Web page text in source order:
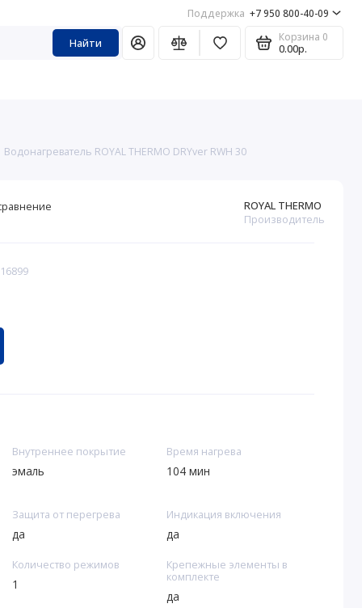
Поддержка +7 950 800-40-09
Найти Корзина 0
0.00р.
Водонагреватель ROYAL THERMO DRYver RWH 30
ROYAL THERMO
Производитель
Внутреннее покрытие
эмаль
Время нагрева
104 мин
Защита от перегрева
да
Индикация включения
да
Количество режимов
1
Крепежные элементы в
комплекте
да